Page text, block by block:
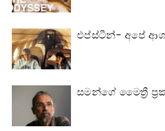
එප්ස්ටීන්- අපේ
සමන්ගේ මෛත්‍රී